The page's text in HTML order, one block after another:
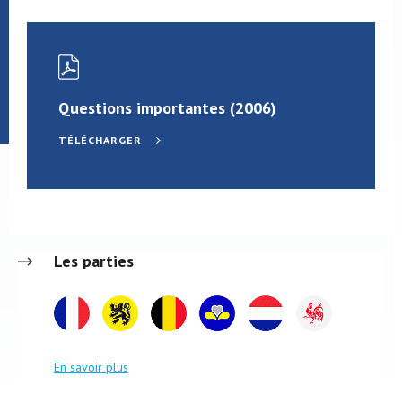
Questions importantes (2006)
TÉLÉCHARGER
Les parties
En savoir plus